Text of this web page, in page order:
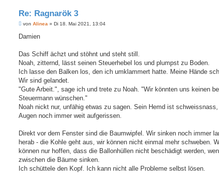
Re: Ragnarök 3
B
i
a
von Alinea » Di 18. Mai 2021, 13:04
Damien
Das Schiff ächzt und stöhnt und steht still.
Noah, zitternd, lässt seinen Steuerhebel los und plumpst zu Boden.
Ich lasse den Balken los, den ich umklammert hatte. Meine Hände
Wir sind gelandet.
"Gute Arbeit.", sage ich und trete zu Noah. "Wir könnten uns keinen
Steuermann wünschen."
Noah nickt nur, unfähig etwas zu sagen. Sein Hemd ist
Augen noch immer weit aufgerissen.
Direkt vor dem Fenster sind die Baumwipfel. Wir sinken noch immer
herab - die Kohle geht aus, wir können nicht einmal mehr schweben.
können nur hoffen, dass die Ballonhüllen nicht beschädigt werden,
zwischen die Bäume sinken.
Ich schüttele den Kopf. Ich kann nicht alle Probleme selbst lösen.